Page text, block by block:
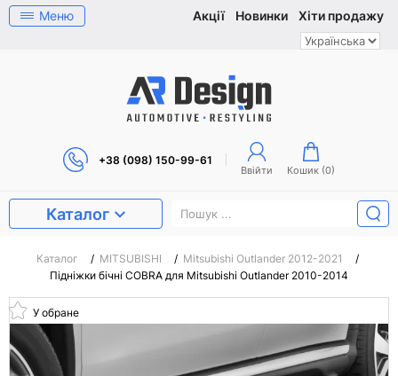
Меню Акції Новинки Хіти продажу
+38 (098) 150-99-61
Ввійти Кошик (0)
Каталог
Каталог / MITSUBISHI / Mitsubishi Outlander 2012-2021
/
Підніжки бічні COBRA для Mitsubishi Outlander 2010-2014
У обране